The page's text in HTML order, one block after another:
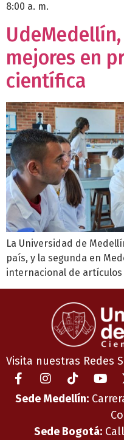
8:00 a. m.
mejores en
científica
La Universidad de
país, y la segunda en
internacional de
Visita nuestras Redes
Sede Medellín:
Sede Bogotá: